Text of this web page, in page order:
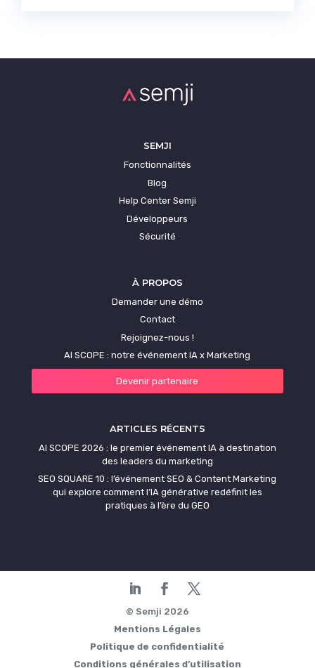
SEMJI
Fonctionnalités
Blog
Help Center Semji
Développeurs
Sécurité
À PROPOS
Demander une démo
Contact
Rejoignez-nous !
AI SCOPE : notre événement IA x Marketing
Devenir partenaire
ARTICLES RÉCENTS
AI SCOPE 2026 : le premier événement IA à destination
des leaders du marketing
SEO SQUARE 10 : l’événement SEO & Content Marketing
qui explore comment l’IA générative redéfinit les
pratiques à l’ère du GEO
© Semji 2026
Mentions Légales
Politique de confidentialité
Conditions générales d’utilisation